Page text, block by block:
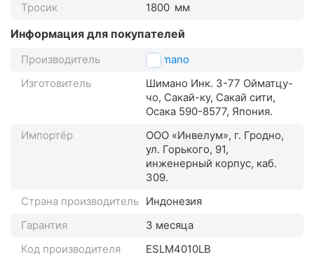
Тросик
1800 мм
Информация для покупателей
Производитель
Shimano
Изготовитель
Шимано Инк. 3-77 Ойматцу-
чо, Сакай-ку, Сакай сити,
Осака 590-8577, Япония.
Импортёр
ООО «Инвелум», г. Гродно,
ул. Горького, 91,
инженерный корпус, каб.
309.
Страна производитель Индонезия
Гарантия
3 месяца
Код производителя
ESLM4010LB